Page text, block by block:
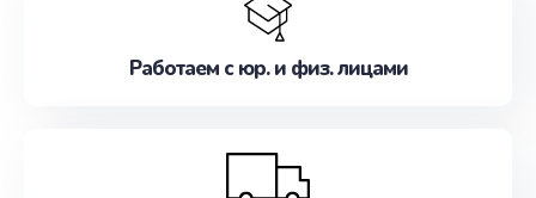
Работаем с юр. и физ. лицами